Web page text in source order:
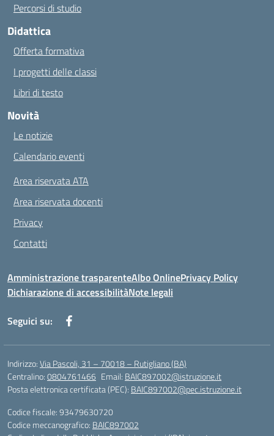
Percorsi di studio
Didattica
Offerta formativa
I progetti delle classi
Libri di testo
Novità
Le notizie
Calendario eventi
Area riservata ATA
Area riservata docenti
Privacy
Contatti
Amministrazione trasparenteAlbo OnlinePrivacy Policy
Dichiarazione di accessibilitàNote legali
Seguici su:
Indirizzo:Via Pascoli, 31 – 70018 – Rutigliano (BA)
Centralino:0804761466 Email: BAIC897002@istruzione.it
Posta elettronica certificata (PEC): BAIC897002@pec.istruzione.it
Codice fiscale: 93479630720
Codice meccanografico: BAIC897002